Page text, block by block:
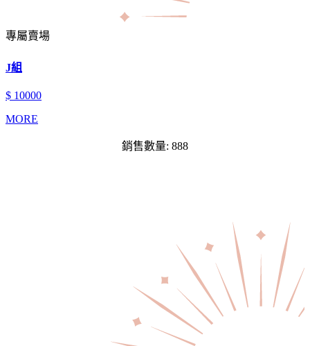
專屬賣場
J組
$ 10000
MORE
銷售數量: 888